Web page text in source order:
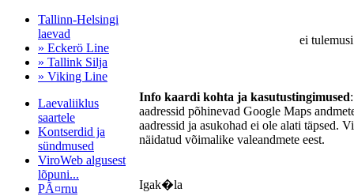
Tallinn-Helsingi
laevad
» Eckerö Line
» Tallink Silja
» Viking Line
Laevaliiklus
saartele
Kontserdid ja
sündmused
ViroWeb algusest
lõpuni...
PÃ¤rnu
ei
Info kaardi kohta ja kasutustingimused
aadressid põhinevad Google Maps
aadressid ja asukohad ei ole alati täpsed.
näidatud võimalike valeandmete eest.
Igak�la